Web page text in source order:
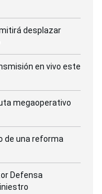
desplazar
en vivo este
megaoperativo
de una reforma
Defensa